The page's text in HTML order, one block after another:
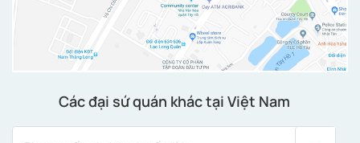
Các đại sứ quán khác tại Việt Nam